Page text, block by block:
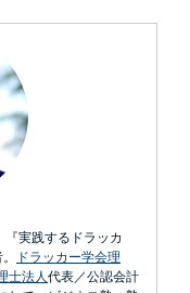
『実践するドラッカ
ドラッカー学会理
士法人代表／公認会計